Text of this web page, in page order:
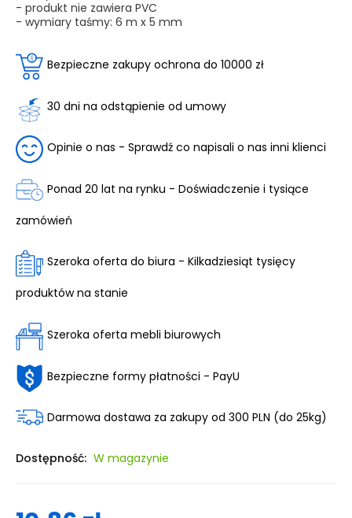
- produkt nie zawiera PVC
- wymiary taśmy: 6 m x 5 mm
Bezpieczne zakupy ochrona do 10000 zł
30 dni na odstąpienie od umowy
Opinie o nas - Sprawdź co napisali o nas inni klienci
Ponad 20 lat na rynku - Doświadczenie i tysiące
zamówień
Szeroka oferta do biura - Kilkadziesiąt tysięcy
produktów na stanie
Szeroka oferta mebli biurowych
Bezpieczne formy płatności - PayU
Darmowa dostawa za zakupy od 300 PLN (do 25kg)
Dostępność: W magazynie